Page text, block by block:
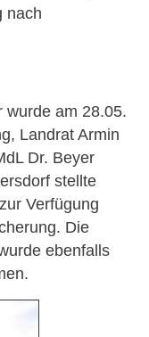
nach
wurde am 28.05.
Landrat Armin
Dr. Beyer
stellte
Verfügung
Die
ebenfalls